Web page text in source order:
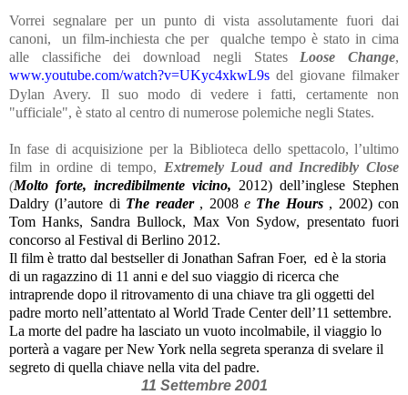
Vorrei segnalare per un punto di vista assolutamente fuori dai
canoni,
un film-inchiesta che per
qualche tempo è stato in cima
alle classifiche dei download negli StatesLoose Change,
www.youtube.com/watch?v=UKyc4xkwL9s del giovane filmaker
Dylan Avery. Il suo modo di vedere i fatti, certamente non
"ufficiale", è stato al centro di numerose polemiche negli States.
In fase di acquisizione per la Biblioteca dello spettacolo, l’ultimo
film in ordine di tempo, Extremely Loud and Incredibly Close
(Molto forte, incredibilmente vicino, 2012) dell’inglese Stephen
Daldry (l’autore di The reader , 2008 eThe Hours , 2002) con
Tom Hanks, Sandra Bullock, Max Von Sydow, presentato fuori
concorso al Festival di Berlino 2012.
Il film è tratto dal bestseller di Jonathan Safran Foer, ed è la storia
di un ragazzino di 11 anni e del suo viaggio di ricerca che
intraprende dopo il ritrovamento di una chiave tra gli oggetti del
padre morto nell’attentato al World Trade Center dell’11 settembre.
La morte del padre ha lasciato un vuoto incolmabile, il viaggio lo
porterà a vagare per New York nella segreta speranza di svelare il
segreto di quella chiave nella vita del padre.
11 Settembre 2001